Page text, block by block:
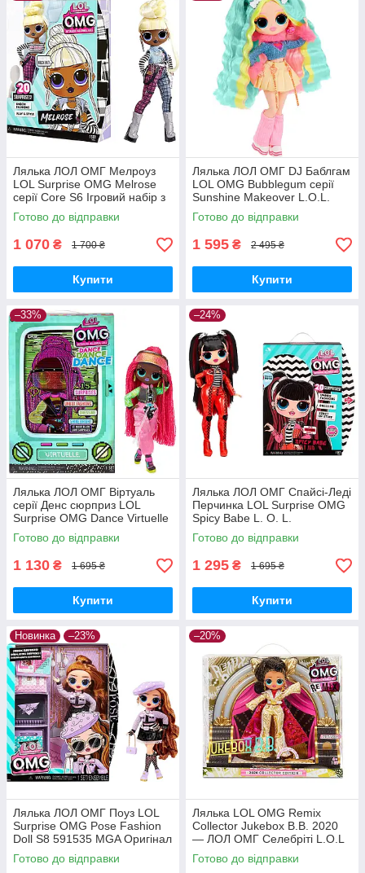
Лялька ЛОЛ ОМГ Мелроуз
LOL Surprise OMG Melrose
серії Core S6 Ігровий набір з
лялькою 581864 MGA
Оригінал
Готово до відправки
1 070 ₴ 1 700 ₴
Купити
Лялька ЛОЛ ОМГ DJ Баблгам
LOL OMG Bubblegum серії
Sunshine Makeover L.O.L.
Surprise! O.M.G. 589426
Оригінал
Готово до відправки
1 595 ₴ 2 495 ₴
Купити
–33%
Лялька ЛОЛ ОМГ Віртуаль
серії Денс сюрприз LOL
Surprise OMG Dance Virtuelle
117865 MGA Оригінал
Готово до відправки
1 130 ₴ 1 695 ₴
Купити
–24%
Лялька ЛОЛ ОМГ Спайсі-Леді
Перчинка LOL Surprise OMG
Spicy Babe L. O. L.
SURPRISE! O. M. G. 4 серія
572770 Оригінал
Готово до відправки
1 295 ₴ 1 695 ₴
Купити
Новинка –23%
Лялька ЛОЛ ОМГ Поуз LOL
Surprise OMG Pose Fashion
Doll S8 591535 MGA Оригінал
Готово до відправки
–20%
Лялька LOL OMG Remix
Collector Jukebox B.B. 2020
— ЛОЛ ОМГ Селебріті L.O.L
Surprise! 569879 MGA
Оригінал MyDoll.com.ua
Готово до відправки